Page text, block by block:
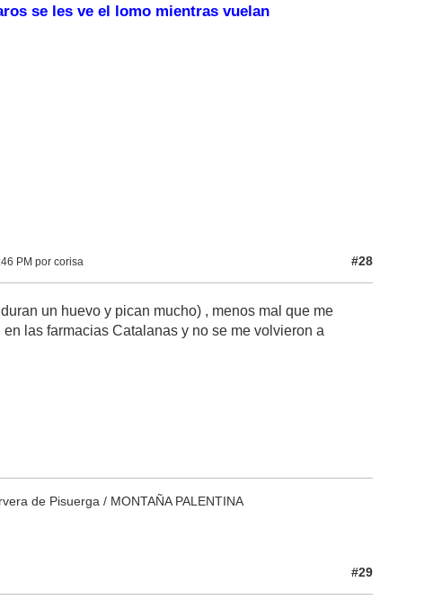
se les ve el lomo mientras vuelan
PM por corisa #28
un huevo y pican mucho) , menos mal que me
las farmacias Catalanas y no se me volvieron a
de Pisuerga / MONTAÑA PALENTINA
#29